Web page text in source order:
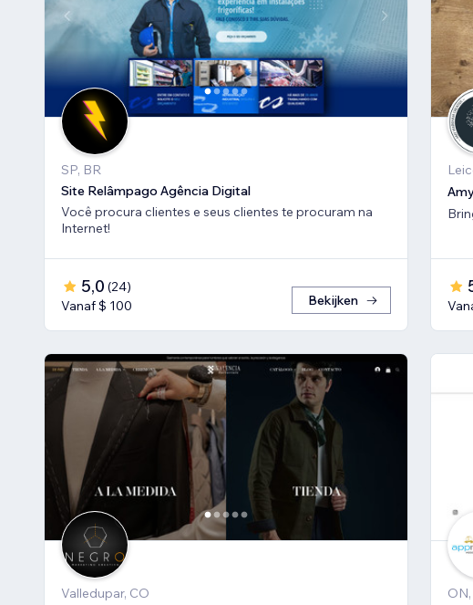
SP, BR
Site Relâmpago Agência Digital
Você procura clientes e seus clientes te procuram na
Internet!
5,0 (24)
Vanaf $ 100
Bekijken
Valledupar, CO